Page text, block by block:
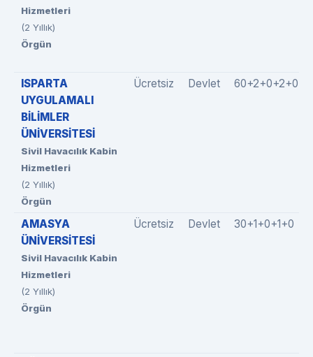
Hizmetleri
(2 Yıllık)
Örgün
ISPARTA
UYGULAMALI
BİLİMLER
ÜNİVERSİTESİ
Sivil Havacılık Kabin
Hizmetleri
(2 Yıllık)
Örgün
Ücretsiz Devlet 60+2+0+2+0
AMASYA
ÜNİVERSİTESİ
Sivil Havacılık Kabin
Hizmetleri
(2 Yıllık)
Örgün
Ücretsiz Devlet 30+1+0+1+0